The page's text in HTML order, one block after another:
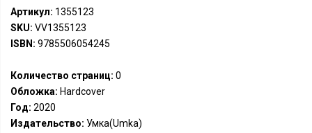
Артикул: 1355123
SKU: VV1355123
ISBN: 9785506054245
Количество страниц: 0
Обложка: Hardcover
Год: 2020
Издательство: Умка(Umka)